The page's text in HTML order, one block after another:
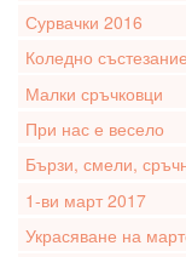
Сурвачки 2016
Коледно
Малки сръчковци
При нас е весело
Бързи, смели,
1-ви март 2017
Украсяване на